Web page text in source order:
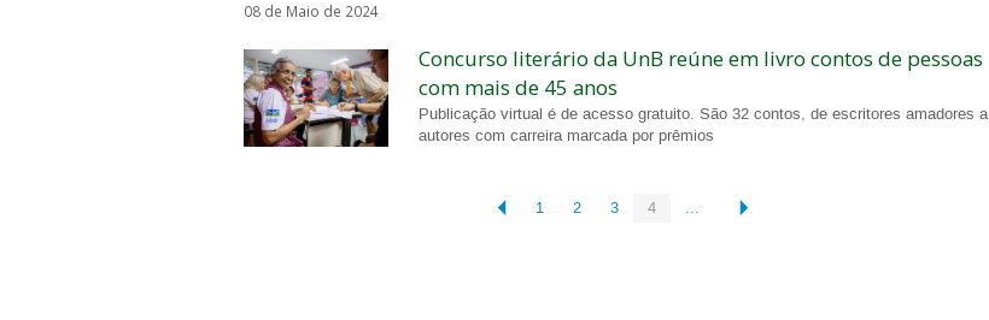
08 de Maio de 2024
Concurso literário da UnB reúne em livro contos de pessoas
com mais de 45 anos
Publicação virtual é de acesso gratuito. São 32 contos, de escritores amadores a
autores com carreira marcada por prêmios
1 2 3 4 ...